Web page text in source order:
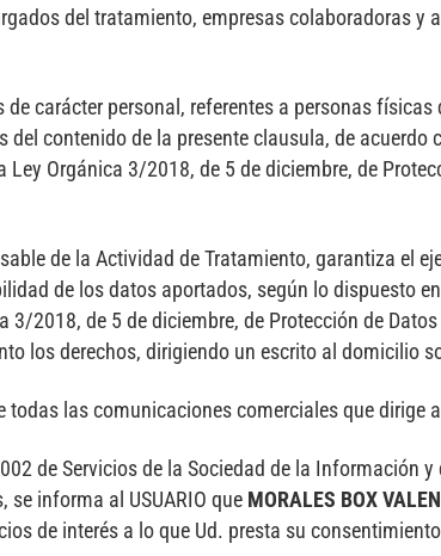
del tratamiento, empresas colaboradoras
de carácter personal, referentes a personas
contenido de la presente clausula, de acuerdo
Ley Orgánica 3/2018, de 5 de diciembre, de
de la Actividad de Tratamiento, garantiza el
de los datos aportados, según lo dispuesto
3/2018, de 5 de diciembre, de Protección de
los derechos, dirigiendo un escrito al domicilio
todas las comunicaciones comerciales que dirige
de Servicios de la Sociedad de la Información
se informa al USUARIO que MORALES BOX
de interés a lo que Ud. presta su consentimiento